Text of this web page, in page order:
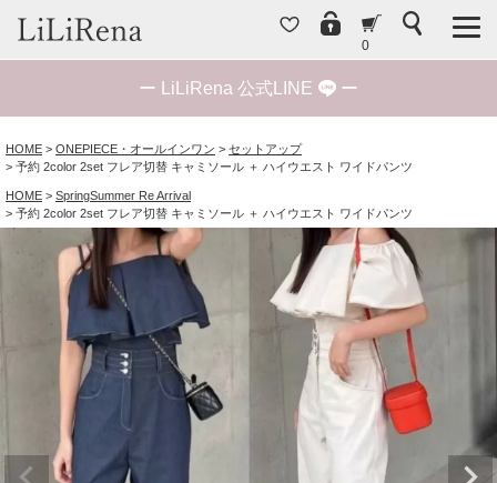
0
ー LiLiRena 公式LINE ー
HOME ONEPIECE・オールインワン
セットアップ
予約 2color 2set フレア切替 キャミソール ＋ ハイウエスト ワイドパンツ
HOME
SpringSummer Re Arrival
予約 2color 2set フレア切替 キャミソール ＋ ハイウエスト ワイドパンツ